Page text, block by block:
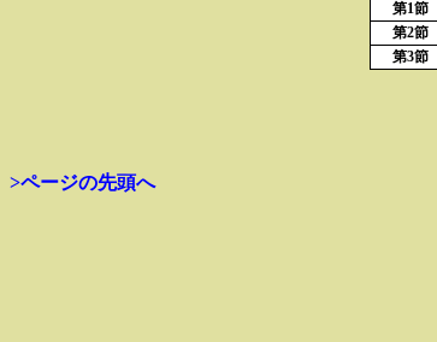
第1節
第2節
第3節
>ページの先頭へ